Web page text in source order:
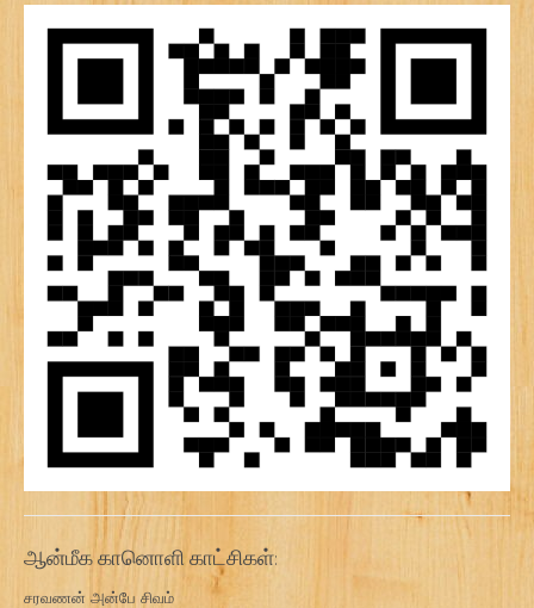
ஆன்மீக கானொளி காட்சிகள்:
சரவணன் அன்பே சிவம்